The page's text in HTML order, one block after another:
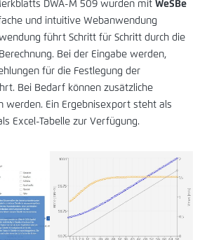
DWA-M 509 wurden mit WeSBe
und intuitive Webanwendung
führt Schritt für Schritt durch die
Bei der Eingabe werden,
für die Festlegung der
Bei Bedarf können zusätzliche
werden. Ein Ergebnisexport steht als
Excel-Tabelle zur Verfügung.